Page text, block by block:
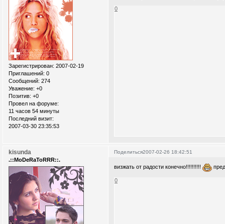
Зарегистрирован: 2007-02-19
Приглашений: 0
Сообщений: 274
Уважение: +0
Позитив: +0
Провел на форуме:
11 часов 54 минуты
Последний визит:
2007-03-30 23:35:53
0
Поделиться2007-02-26 18:42:51
kisunda
.::MoDeRaToRRR::.
визжать от радости конечно!!!!!!!!!!
0